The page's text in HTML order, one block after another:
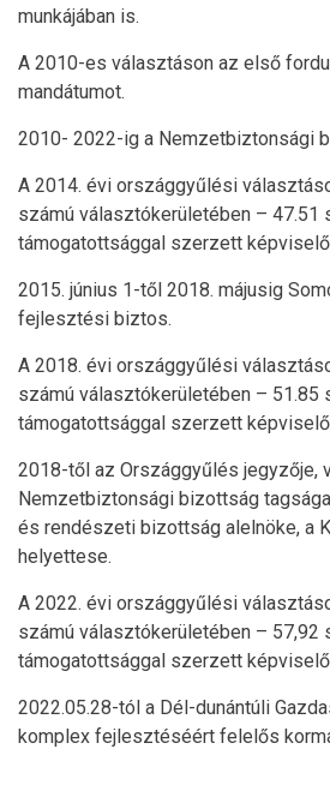
munkájában is.
A 2010-es választáson az első
mandátumot.
2010- 2022-ig a Nemzetbiztonsági
A 2014. évi országgyűlési
számú választókerületében – 47.51
támogatottsággal szerzett
2015. június 1-től 2018. májusig
fejlesztési biztos.
A 2018. évi országgyűlési
számú választókerületében – 51.85
támogatottsággal szerzett
2018-től az Országgyűlés jegyzője,
Nemzetbiztonsági bizottság
és rendészeti bizottság alelnöke, a
helyettese.
A 2022. évi országgyűlési
számú választókerületében – 57,92
támogatottsággal szerzett
2022.05.28-tól a Dél-dunántúli
komplex fejlesztéséért felelős